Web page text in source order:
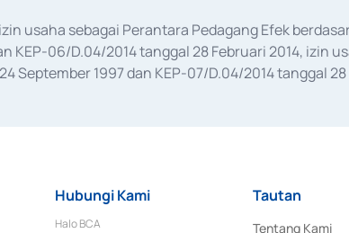
usaha sebagai Perantara Pedagang Efek
KEP-06/D.04/2014 tanggal 28 Februari 2014,
September 1997 dan KEP-07/D.04/2014 tanggal
Hubungi Kami
Halo BCA
Tautan
Tentang Kami